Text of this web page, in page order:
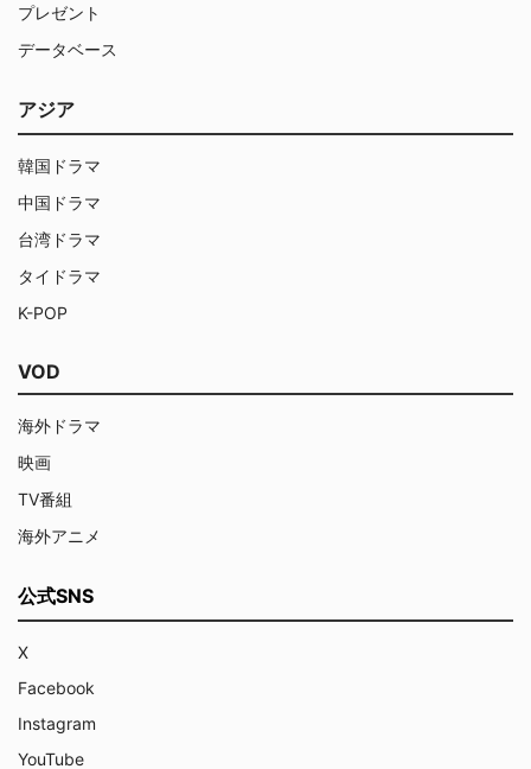
プレゼント
データベース
アジア
韓国ドラマ
中国ドラマ
台湾ドラマ
タイドラマ
K-POP
VOD
海外ドラマ
映画
TV番組
海外アニメ
公式SNS
X
Facebook
Instagram
YouTube